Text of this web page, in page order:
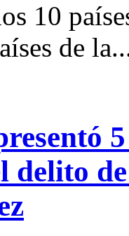
10
de
delito